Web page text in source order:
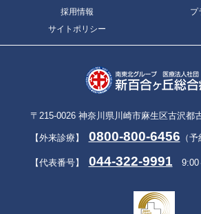
採用情報 プ
サイトポリシー
〒215-0026 神奈川県川崎市麻生区古沢都
【外来診療】 0800-800-6456 （
【代表番号】 044-322-9991 9:00